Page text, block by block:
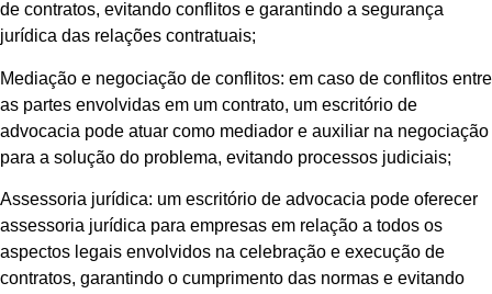
de contratos, evitando conflitos e garantindo a segurança
jurídica das relações contratuais;
Mediação e negociação de conflitos: em caso de conflitos entre
as partes envolvidas em um contrato, um escritório de
advocacia pode atuar como mediador e auxiliar na negociação
para a solução do problema, evitando processos judiciais;
Assessoria jurídica: um escritório de advocacia pode oferecer
assessoria jurídica para empresas em relação a todos os
aspectos legais envolvidos na celebração e execução de
contratos, garantindo o cumprimento das normas e evitando